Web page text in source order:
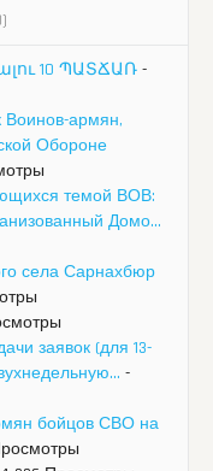
10 ՊԱՏՃԱՌ -
Воинов-армян,
Обороне
темой ВОВ:
Домо...
села Сарнахбюр
заявок (для 13-
-
бойцов СВО на